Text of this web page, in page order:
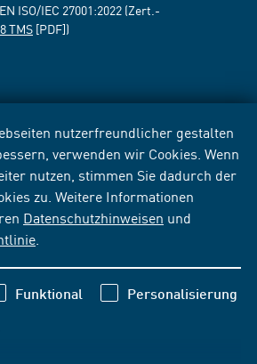
nutzerfreundlicher gestalten
verwenden wir Cookies. Wenn
nutzen, stimmen Sie dadurch der
zu. Weitere Informationen
Datenschutzhinweisen und
Funktional Personalisierung
ISO/IEC 27001:2022 (Zert.-
TMS[PDF])